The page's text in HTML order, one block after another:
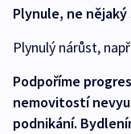
Plynule, ne
Plynulý nárůst,
Podpoříme
nemovitostí
podnikání.